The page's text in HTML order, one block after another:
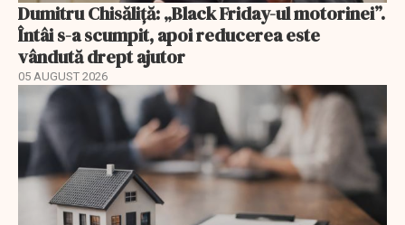
Dumitru Chisăliță: „Black Friday-ul motorinei”.
Întâi s-a scumpit, apoi reducerea este
vândută drept ajutor
05 AUGUST 2026